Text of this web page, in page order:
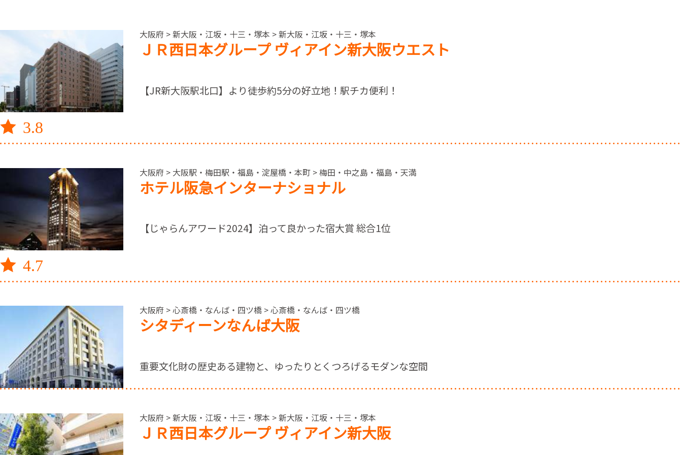
3.8
大阪府 > 新大阪・江坂・十三・塚本 > 新大阪・江坂・十三・塚本
ＪＲ西日本グループ ヴィアイン新大阪ウエスト
【JR新大阪駅北口】より徒歩約5分の好立地！駅チカ便利！
4.7
大阪府 > 大阪駅・梅田駅・福島・淀屋橋・本町 > 梅田・中之島・福島・天満
ホテル阪急インターナショナル
【じゃらんアワード2024】泊って良かった宿大賞 総合1位
大阪府 > 心斎橋・なんば・四ツ橋 > 心斎橋・なんば・四ツ橋
シタディーンなんば大阪
重要文化財の歴史ある建物と、ゆったりとくつろげるモダンな空間
大阪府 > 新大阪・江坂・十三・塚本 > 新大阪・江坂・十三・塚本
ＪＲ西日本グループ ヴィアイン新大阪